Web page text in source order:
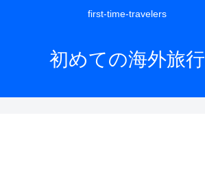
first-time-travelers
初めての海外旅行